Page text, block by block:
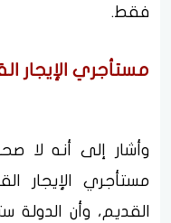
فقط.
مستأجري الإيجار
وأشار إلى أنه لا
مستأجري الإيجار
القديم، وأن الدولة